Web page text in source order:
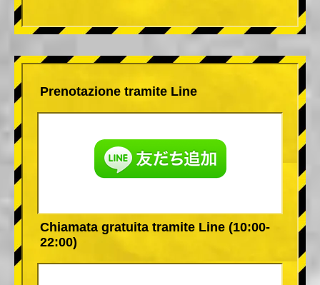
Prenotazione tramite Line
Chiamata gratuita tramite Line (10:00-
22:00)